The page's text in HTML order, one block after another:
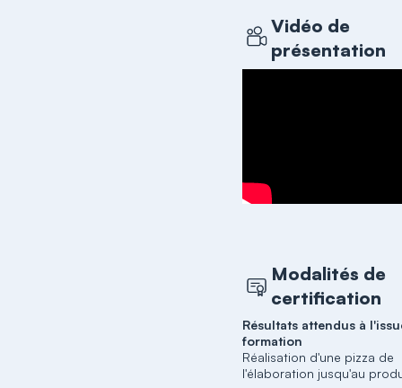
Vidéo de
présentation
Modalités de
certification
Résultats attendus à
formation
Réalisation d'une pizza de
l'élaboration jusqu'au